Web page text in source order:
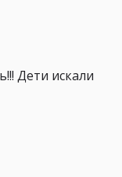
Дети искали